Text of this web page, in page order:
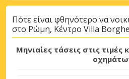
Πότε είναι φθηνότερο να
στο Ρώμη, Κέντρο Villa
Μηνιαίες τάσεις στις τιμές